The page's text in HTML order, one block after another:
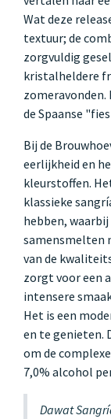
Wat deze
textuur; de
zorgvuldig
kristalheldere
zomeravonden.
de Spaanse
Bij de
eerlijkheid en
kleurstoffen.
klassieke
hebben,
samensmelten
van de
zorgt voor een
intensere
Het is een
en te genieten.
om de
7,0% alcohol
Dawat